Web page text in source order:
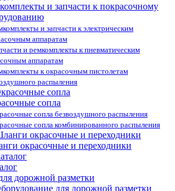
и запчасти к покрасочному
и запчасти к электрическим
аппаратам
и ремкомплекты к пневматическим
аппаратам
к окрасочным пистолетам
распыления
сопла
сопла безвоздушного распыления
сопла комбинированного распыления
окрасочные и переходники
дорожной разметки